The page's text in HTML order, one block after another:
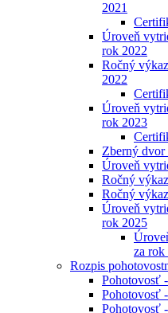
2021
Úroveň
rok 2022
Ročný
2022
Úroveň
rok 2023
Zberný
Úroveň
Ročný
Ročný
Úroveň
rok 2025
za rok
Rozpis
Pohotovosť
Pohotovosť
Pohotovosť